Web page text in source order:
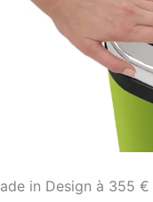
in Design à 355 €